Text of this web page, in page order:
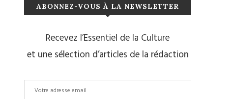
ABONNEZ-VOUS À LA NEWSLETTER
Recevez l’Essentiel de la Culture
et une sélection d’articles de la rédaction